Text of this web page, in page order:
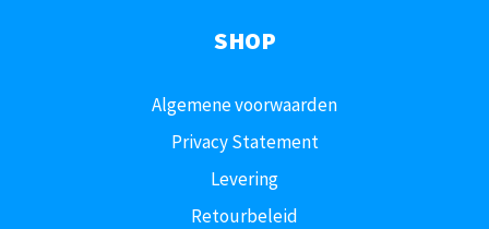
SHOP
Algemene voorwaarden
Privacy Statement
Levering
Retourbeleid